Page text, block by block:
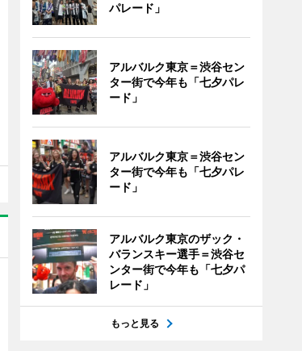
パレード」
アルバルク東京＝渋谷セン
ター街で今年も「七夕パレ
ード」
アルバルク東京＝渋谷セン
ター街で今年も「七夕パレ
ード」
アルバルク東京のザック・
バランスキー選手＝渋谷セ
ンター街で今年も「七夕パ
レード」
もっと見る